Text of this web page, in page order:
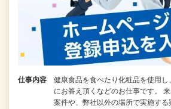
仕事内容
健康食品を食べたり化粧品を使用し
にお答え頂くなどのお仕事です。
案件や、弊社以外の場所で実施す